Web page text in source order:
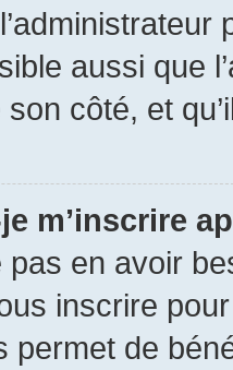
aussi que
côté, et
m’inscrire
en avoir
inscrire
permet de